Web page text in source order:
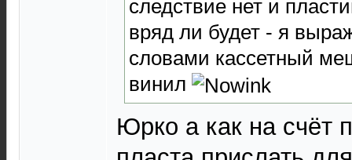
следствие нет и
вряд ли будет - я
словами кассетный
винил
Юрко а как на счёт